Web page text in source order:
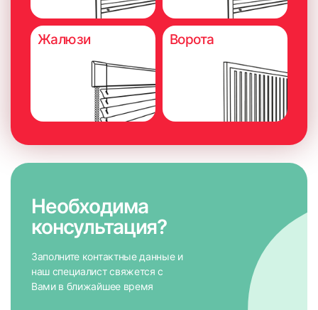
или изменения схемы замера
Жалюзи Ворота
Необходима
консультация?
Заполните контактные данные и
наш специалист свяжется с
Вами в ближайшее время